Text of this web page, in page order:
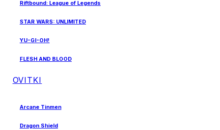
Riftbound: League of Legends
STAR WARS: UNLIMITED
YU-GI-OH!
FLESH AND BLOOD
OVITKI
Arcane Tinmen
Dragon Shield